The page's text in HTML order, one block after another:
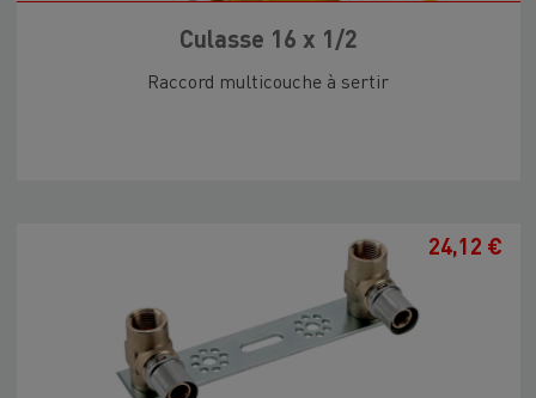
Culasse 16 x 1/2
Raccord multicouche à sertir
24,12 €